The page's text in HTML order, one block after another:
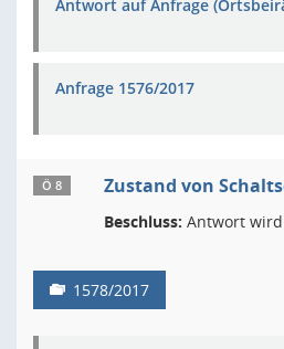
Antwort auf Anfrage
Anfrage 1576/2017
Ö 8 Zustand von
Beschluss: Antwort
1578/2017